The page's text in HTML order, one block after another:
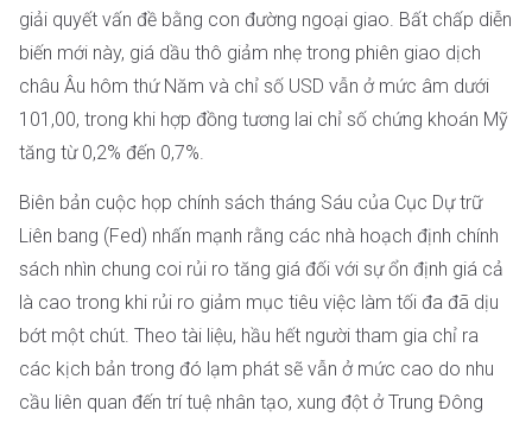
giải quyết vấn đề bằng con đường ngoại giao. Bất chấp diễn
biến mới này, giá dầu thô giảm nhẹ trong phiên giao dịch
châu Âu hôm thứ Năm và chỉ số USD vẫn ở mức âm dưới
101,00, trong khi hợp đồng tương lai chỉ số chứng khoán Mỹ
tăng từ 0,2% đến 0,7%.
Biên bản cuộc họp chính sách tháng Sáu của Cục Dự trữ
Liên bang (Fed) nhấn mạnh rằng các nhà hoạch định chính
sách nhìn chung coi rủi ro tăng giá đối với sự ổn định giá cả
là cao trong khi rủi ro giảm mục tiêu việc làm tối đa đã dịu
bớt một chút. Theo tài liệu, hầu hết người tham gia chỉ ra
các kịch bản trong đó lạm phát sẽ vẫn ở mức cao do nhu
cầu liên quan đến trí tuệ nhân tạo, xung đột ở Trung Đông